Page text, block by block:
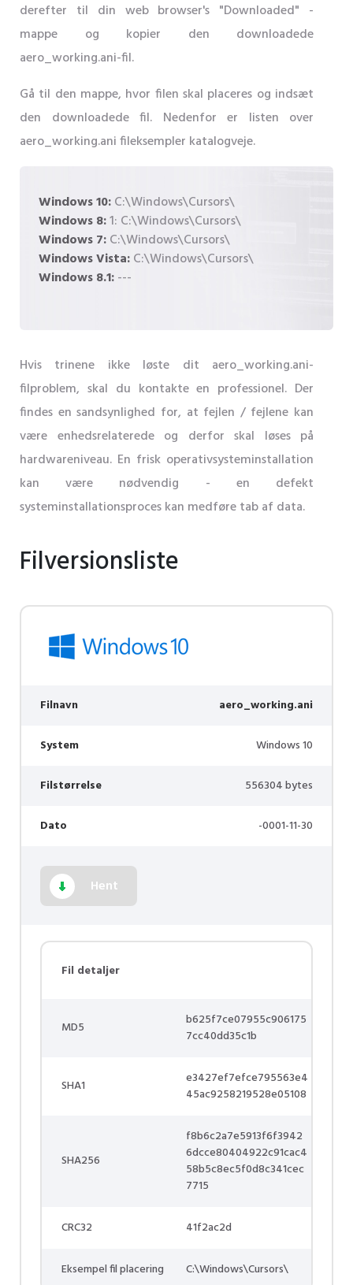
derefter til din web browser's "Downloaded" -
mappe og kopier den downloadede
aero_working.ani-fil.
Gå til den mappe, hvor filen skal placeres og indsæt
den downloadede fil. Nedenfor er listen over
aero_working.ani fileksempler katalogveje.
Windows 10:C:\Windows\Cursors\
Windows 8:1: C:\Windows\Cursors\
Windows 7:C:\Windows\Cursors\
Windows Vista:C:\Windows\Cursors\
Windows 8.1:---
Hvis trinene ikke løste dit aero_working.ani-
filproblem, skal du kontakte en professionel. Der
findes en sandsynlighed for, at fejlen / fejlene kan
være enhedsrelaterede og derfor skal løses på
hardwareniveau. En frisk operativsysteminstallation
kan være nødvendig - en defekt
systeminstallationsproces kan medføre tab af data.
Filversionsliste
Filnavn aero_working.ani
System Windows 10
Filstørrelse 556304 bytes
Dato -0001-11-30
Hent
Fil detaljer
MD5
b625f7ce07955c906175
7cc40dd35c1b
SHA1
e3427ef7efce795563e4
45ac9258219528e05108
SHA256
f8b6c2a7e5913f6f3942
6dcce80404922c91cac4
58b5c8ec5f0d8c341cec
7715
CRC32 41f2ac2d
Eksempel fil placering C:\Windows\Cursors\